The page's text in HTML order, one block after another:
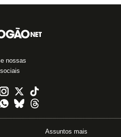
nossas
Assuntos mais